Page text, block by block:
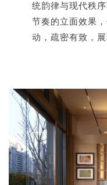
统韵律与现代秩
节奏的立面效果
动，疏密有致，